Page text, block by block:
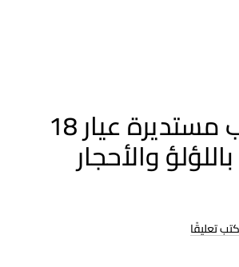
سلسلة ذهب مستديرة عيار 18
والأحجار
تعليقًا